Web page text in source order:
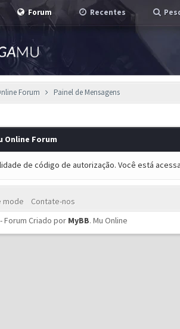
Forum Recentes
Forum Painel de Mensagens
Online Forum
de código de autorização. Você está
mode
Contate-nos
- Forum Criado por MyBB. Mu Online